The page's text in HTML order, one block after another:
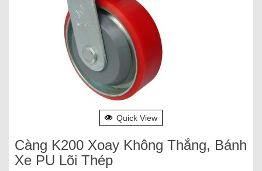
Quick View
Càng K200 Xoay Không Thắng, Bánh
Xe PU Lõi Thép